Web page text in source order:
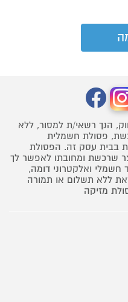
הנך רשאי/ת למסור, ללא
פסולת חשמלית
בבית עסק זה. הפסולת
שרכשת ומחובתו לאפשר לך
ואלקטרוני דומה,
ללא תשלום או תמורה
מזיקה